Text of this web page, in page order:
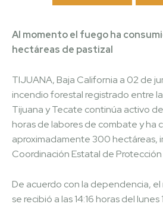
Al momento el fuego ha
hectáreas de pastizal
TIJUANA, Baja California a 02 de
incendio forestal registrado entre
Tijuana y Tecate continúa activo
horas de labores de combate y ha
aproximadamente 300 hectáreas,
Coordinación Estatal de Protección
De acuerdo con la dependencia,
se recibió a las 14:16 horas del